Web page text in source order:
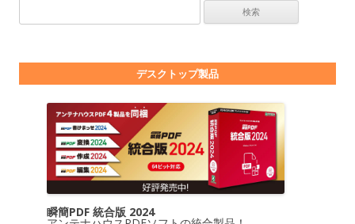
デスクトップ製品
瞬簡PDF 統合版 2024